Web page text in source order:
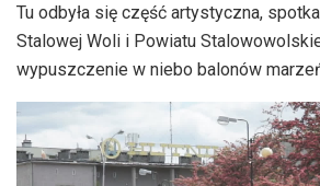
Tu odbyła się część artystyczna,
Stalowej Woli i Powiatu
wypuszczenie w niebo balonów